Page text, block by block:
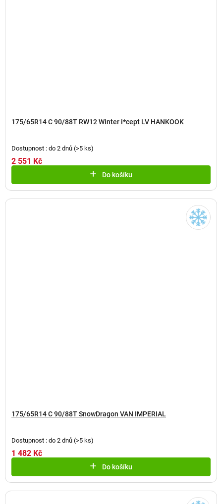
175/65R14 C 90/88T RW12 Winter i*cept LV HANKOOK
Dostupnost : do 2 dnů (>5 ks)
2 551 Kč
Do košíku
175/65R14 C 90/88T SnowDragon VAN IMPERIAL
Dostupnost : do 2 dnů (>5 ks)
1 482 Kč
Do košíku